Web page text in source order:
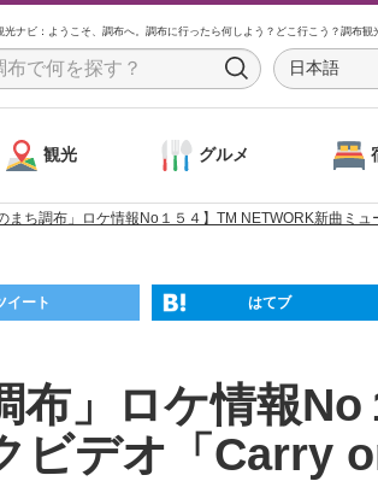
光ナビ：ようこそ、調布へ。調布に行ったら何しよう？どこ行こう？調布観
S
c
h
日本語
観光 グルメ
まち調布」ロケ情報No１５４】TM NETWORK新曲ミュ
イート はてブ
布」ロケ情報
ビデオ「Carry